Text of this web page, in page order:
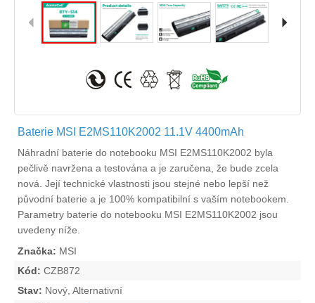
Baterie MSI E2MS110K2002 11.1V 4400mAh
Náhradní baterie do notebooku MSI E2MS110K2002 byla
pečlivě navržena a testována a je zaručena, že bude zcela
nová. Její technické vlastnosti jsou stejné nebo lepší než
původní baterie a je 100% kompatibilní s vaším notebookem.
Parametry baterie do notebooku MSI E2MS110K2002 jsou
uvedeny níže.
Značka: MSI
Kód: CZB872
Stav: Nový, Alternativní